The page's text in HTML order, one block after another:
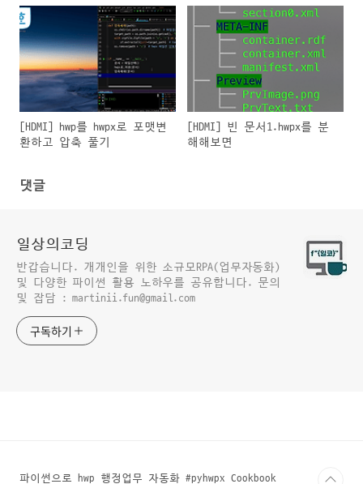
[HDMI] hwp를 hwpx로 포맷변
환하고 압축 풀기
[HDMI] 빈 문서1.hwpx를 분
해해보면
댓글
일상의코딩
반갑습니다. 개개인을 위한 소규모RPA(업무자동화)
및 다양한 파이썬 활용 노하우를 공유합니다. 문의
및 잡담 : martinii.fun@gmail.com
구독하기
파이썬으로 hwp 행정업무 자동화 #pyhwpx Cookbook